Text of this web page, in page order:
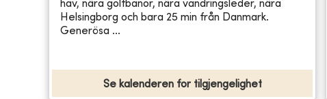
hav, nära golfbanor, nära vandringsleder, nära
Helsingborg och bara 25 min från Danmark.
Generösa ...
Se kalenderen for tilgjengelighet